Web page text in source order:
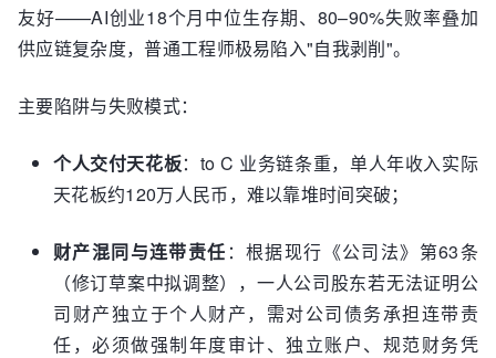
友好——AI创业18个月中位生存期、80–90%失败率叠加
供应链复杂度，普通工程师极易陷入"自我剥削"。
主要陷阱与失败模式：
个人交付天花板：to C 业务链条重，单人年收入实际
天花板约120万人民币，难以靠堆时间突破；
财产混同与连带责任 ：根据现行《公司法》第63条
（修订草案中拟调整），一人公司股东若无法证明公
司财产独立于个人财产，需对公司债务承担连带责
任，必须做强制年度审计、独立账户、规范财务凭